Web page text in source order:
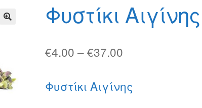
Φυστίκι Αιγίνης
€4.00 –€37.00Price
€4.00
Φυστίκι Αιγίνης